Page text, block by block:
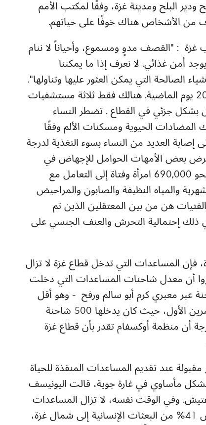
البلح ومدينة غزة، وفقًا لمكتب الأمم
من الأشخاص هناك خوفًا على حياتهم.
: "القصف مدوٍ ومسموع، وأحياناً لا ننام
أمن غذائي. لا نعرف إذا ما يمكننا
الصالحة التي يمكن العثور عليها وتناولها".
لقد تأثرت النساء والفتيات بالأزمة في غزة بطرق فريدة خلال الـ 200 يوم الماضية. هنالك فقط ثلاثة مستشفيات
الأمومة من أصل 11 مستشفى تعمل بشكل جزئي في القطاع . تضطر النساء
المضادات الحيوية ومسكنات الألم وفقًا
العديد من النساء بسوء التغذية لدرجة
بعض الأمهات الحوامل للإجهاض في
وقت متأخر جدًا من حملهن نتيجة لسوء التغذية. تضطر ما يقدر بنحو 690,000 امرأة وفتاة إلى التعامل مع
والمياه النظيفة والصابون والمراحيض
هن من بين المعتقلين الذين تم
ذلك إحتمالية التحرش والعنف الجنسي على
فإن المساعدات التي تدخل قطاع غزة لا تزال
أن معدل شاحنات المساعدات التي دخلت
بشكل يومي خلال شهر نيسان حتى الآن، بلغ 191 شاحنة عبر معبري كرم أبو سالم ورفح - وهو أقل
بكثير من معدل الشاحنات التي كانت تدخل قطاع غزة قبل 7 تشرين الأول، حيث كان يدخلها 500 شاحنة
أن منظمة أوكسفام تقدر بأن قطاع غزة
عند تقديم المساعدات المنقذة للحياة
مأساوي في غارة جوية، قالت اليونيسف
تفتيش. وفي الوقت نفسه، لا تزال المساعدات
ممنوعة من الوصول إلى الأماكن التي تشتد الحاجة إليها. تم رفض 41% من البعثات الإنسانية إلى شمال غزة،